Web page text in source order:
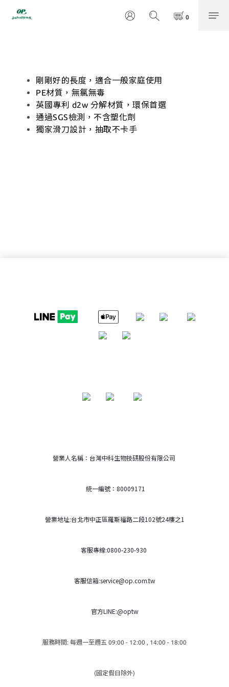
剛剛好的長度，適合一般家庭使用
PE材質，無氯無毒
英國專利 d2w 分解材質，環保首選
通過SGS檢測，不含塑化劑
獨家滑刀設計，抽取不卡手
營業人名稱：台灣中科生物技研股份有限公司
統一編號：80009171
營業地址:台北市中正區羅斯福路二段102號24樓之1
客服專線:0800-230-930
客服信箱:service@op.com.tw
官方LINE:@optw
服務時間: 每週一至週五 09:00 - 12:00 , 14:00 - 18:00
(國定假日除外)